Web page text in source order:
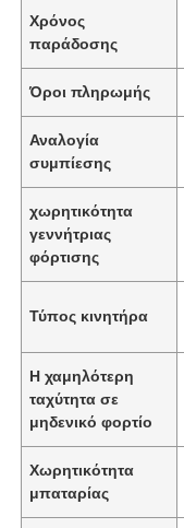
Χρόνος
παράδοσης
Όροι πληρωμής
Αναλογία
συμπίεσης
χωρητικότητα
γεννήτριας
φόρτισης
Τύπος κινητήρα
Η χαμηλότερη
ταχύτητα σε
μηδενικό φορτίο
Χωρητικότητα
μπαταρίας